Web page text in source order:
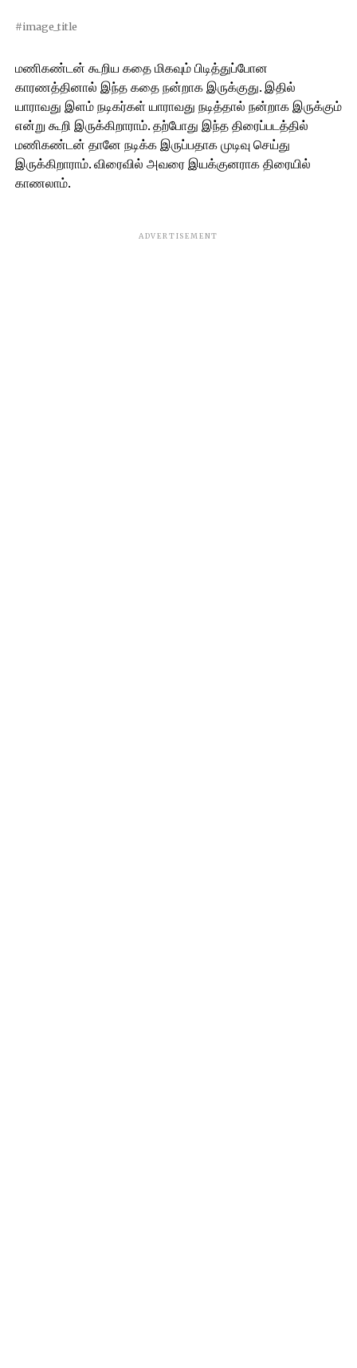
#image_title
மணிகண்டன் கூறிய கதை மிகவும் பிடித்துப்போன
காரணத்தினால் இந்த கதை நன்றாக இருக்குது. இதில்
யாராவது இளம் நடிகர்கள் யாராவது நடித்தால் நன்றாக இருக்கும்
என்று கூறி இருக்கிறாராம். தற்போது இந்த திரைப்படத்தில்
மணிகண்டன் தானே நடிக்க இருப்பதாக முடிவு செய்து
இருக்கிறாராம். விரைவில் அவரை இயக்குனராக திரையில்
காணலாம்.
ADVERTISEMENT